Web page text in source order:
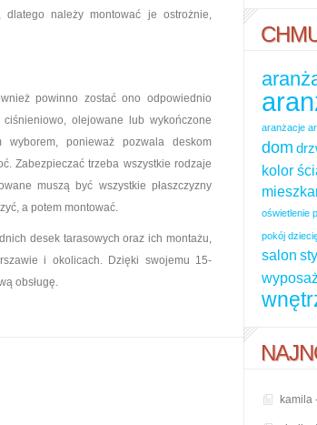
należy montować je ostrożnie,
powinno zostać ono odpowiednio
olejowane lub wykończone
wyborem, ponieważ pozwala deskom
Zabezpieczać trzeba wszystkie rodzaje
muszą być wszystkie płaszczyzny
a potem montować.
desek tarasowych oraz ich montażu,
i okolicach. Dzięki swojemu 15-
obsługę.
aranżacje
dom
kolor
oświetlenie
pokój
salon
kamila